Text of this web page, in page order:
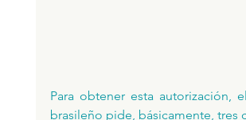
Para obtener esta autorización,
brasileño pide, básicamente, tres